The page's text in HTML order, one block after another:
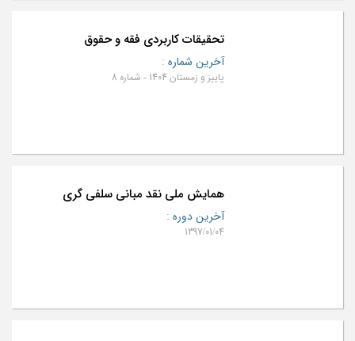
تحقیقات کاربردی فقه و حقوق
آخرین شماره :
پاییز و زمستان 1404 - شماره 8
همایش ملی نقد مبانی سلفی گری
آخرین دوره :
1397/01/04